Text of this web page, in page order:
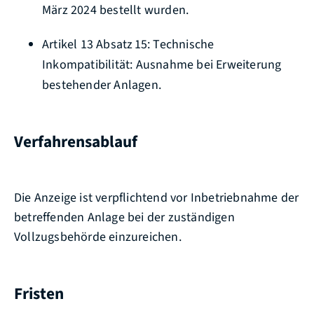
März 2024 bestellt wurden.
Artikel 13 Absatz 15: Technische
Inkompatibilität: Ausnahme bei Erweiterung
bestehender Anlagen.
Verfahrensablauf
Die Anzeige ist verpflichtend vor Inbetriebnahme der
betreffenden Anlage bei der zuständigen
Vollzugsbehörde einzureichen.
Fristen